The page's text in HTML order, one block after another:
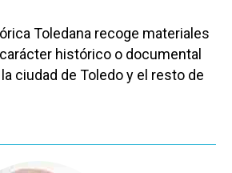
Toledana recoge materiales
histórico o documental
ciudad de Toledo y el resto de